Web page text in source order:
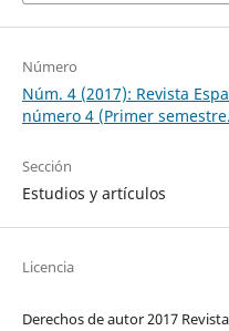
Número
Núm. 4 (2017): Revista
número 4 (Primer
Sección
Estudios y artículos
Licencia
Derechos de autor 2017